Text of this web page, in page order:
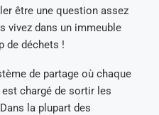
être une question assez
vivez dans un immeuble
de déchets !
de partage où chaque
chargé de sortir les
la plupart des